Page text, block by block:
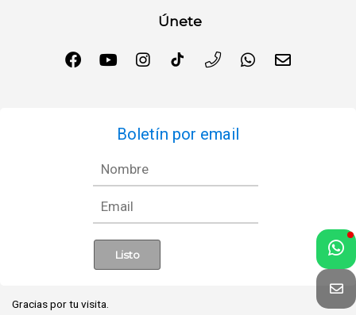
Únete
Boletín por email
Gracias por tu visita.